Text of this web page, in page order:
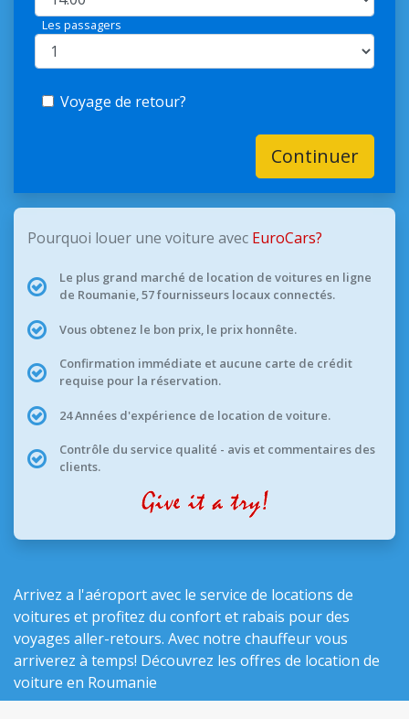
Les passagers
Voyage de retour?
Continuer
Pourquoi louer une voiture avec EuroCars?
Le plus grand marché de location de voitures en ligne
de Roumanie, 57 fournisseurs locaux connectés.
Vous obtenez le bon prix, le prix honnête.
Confirmation immédiate et aucune carte de crédit
requise pour la réservation.
24 Années d'expérience de location de voiture.
Contrôle du service qualité - avis et commentaires des
clients.
Arrivez a l'aéroport avec le service de locations de
voitures et profitez du confort et rabais pour des
voyages aller-retours. Avec notre chauffeur vous
arriverez à temps! Découvrez les offres de location de
voiture en Roumanie